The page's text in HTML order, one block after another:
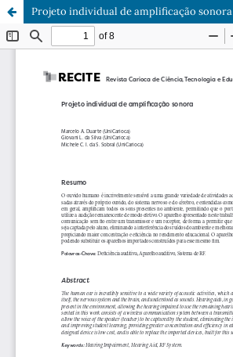
Projeto individual de amplificação sonora